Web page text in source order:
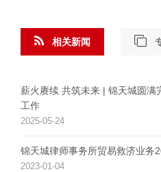
相关新闻
薪火赓续 共筑未来 | 锦天城圆满
工作
2025-05-24
锦天城律师事务所贸易救济业务
2023-01-04